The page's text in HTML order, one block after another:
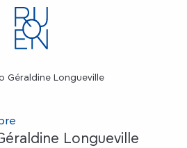
Géraldine Longueville
Longueville